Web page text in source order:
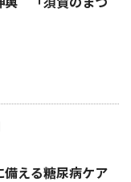
える糖尿病ケア